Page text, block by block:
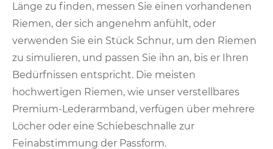
Länge zu finden, messen Sie einen vorhandenen
Riemen, der sich angenehm anfühlt, oder
verwenden Sie ein Stück Schnur, um den Riemen
zu simulieren, und passen Sie ihn an, bis er Ihren
Bedürfnissen entspricht. Die meisten
hochwertigen Riemen, wie unser verstellbares
Premium-Lederarmband, verfügen über mehrere
Löcher oder eine Schiebeschnalle zur
Feinabstimmung der Passform.